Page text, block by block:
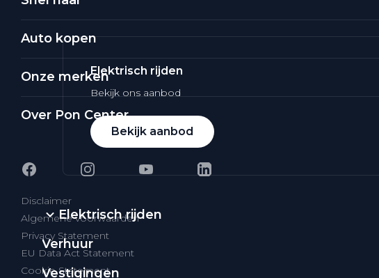
Elektrisch rijden
Bekijk ons aanbod
Bekijk aanbod
Elektrisch rijden
Verhuur
Vestigingen
Auto kopen
Onze merken
Over Pon Center
Disclaimer
Algemene voorwaarden
Privacy Statement
EU Data Act Statement
Cookie Statement